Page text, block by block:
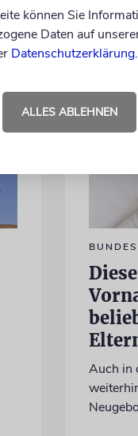
Auch in
können Sie
Daten auf
Datenschutzerklärung.
ALLES ABLEHNEN